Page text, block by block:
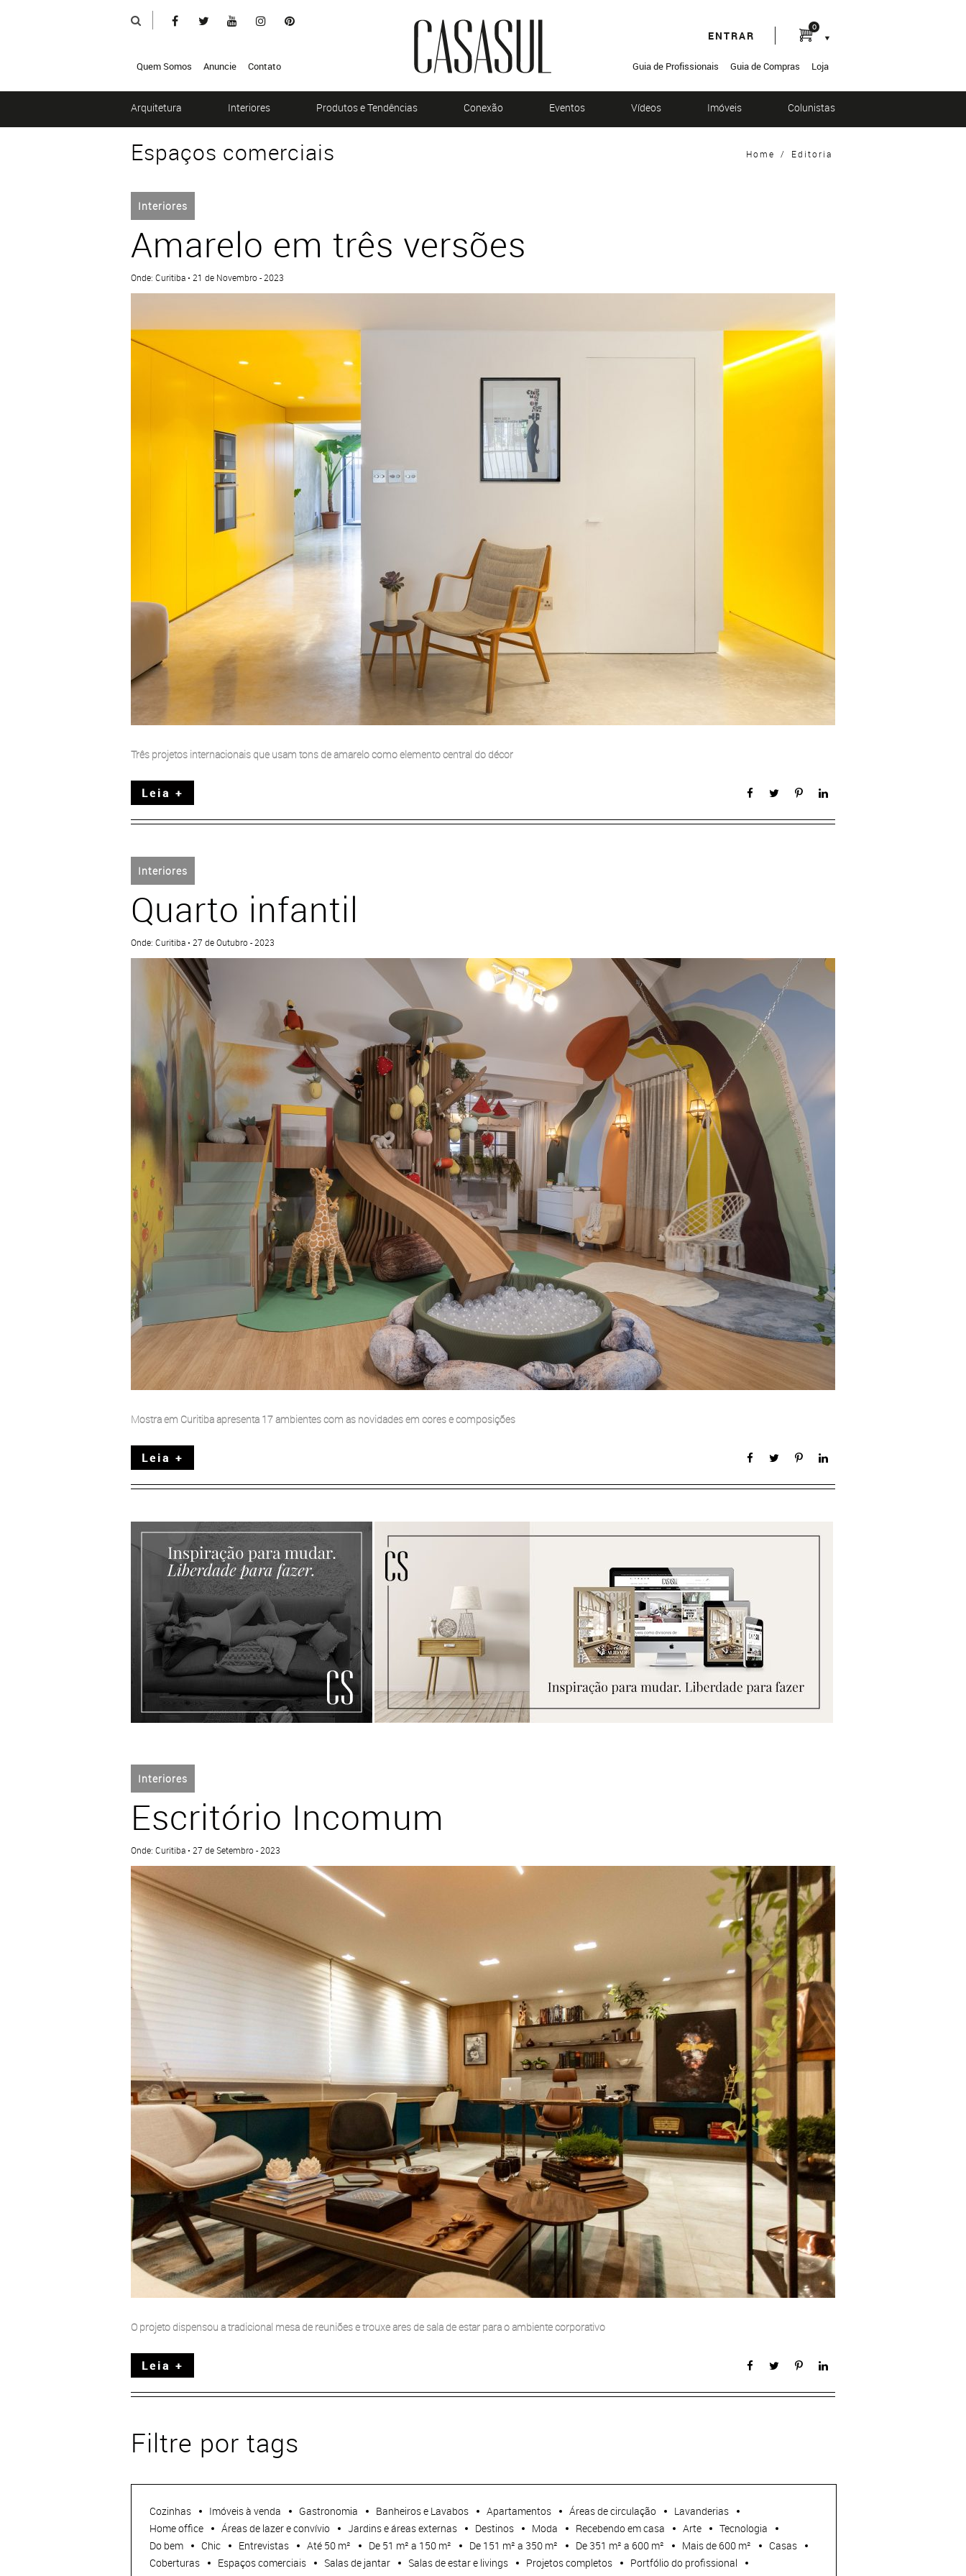
0
ENTRAR
Quem Somos Anuncie Contato Guia de Profissionais Guia de Compras Loja
Arquitetura Interiores Produtos e Tendências Conexão Eventos Vídeos Imóveis Colunistas
Home / Editoria
Espaços comerciais
Interiores
Amarelo em três versões
Onde: Curitiba • 21 de Novembro - 2023
Três projetos internacionais que usam tons de amarelo como elemento central do décor
Leia +
Interiores
Quarto infantil
Onde: Curitiba • 27 de Outubro - 2023
Mostra em Curitiba apresenta 17 ambientes com as novidades em cores e composições
Leia +
Interiores
Escritório Incomum
Onde: Curitiba • 27 de Setembro - 2023
O projeto dispensou a tradicional mesa de reuniões e trouxe ares de sala de estar para o ambiente corporativo
Leia +
Filtre por tags
Cozinhas Imóveis à venda Gastronomia Banheiros e Lavabos Apartamentos Áreas de circulação
Lavanderias
Home office
Áreas de lazer e convívio Jardins e áreas externas Destinos Moda Recebendo em casa Arte
Tecnologia
Do bem
Chic Entrevistas Até 50 m² De 51 m² a 150 m² De 151 m² a 350 m² De 351 m² a 600 m² Mais de 600 m²
Casas
Coberturas
Espaços comerciais Salas de jantar Salas de estar e livings Projetos completos
Portfólio do profissional